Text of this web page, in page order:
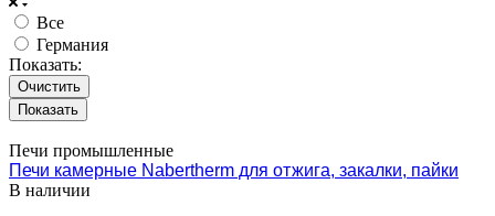
Все
Германия
Показать:
Очистить
Печи промышленные
Печи камерные Nabertherm для отжига, закалки, пайки
В наличии